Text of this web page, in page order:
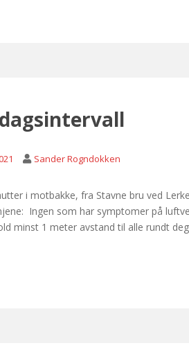
Sander Rogndokken
i motbakke, fra Stavne bru ved
Ingen som har symptomer på
minst 1 meter avstand til alle rundt